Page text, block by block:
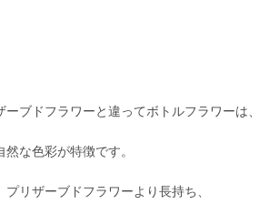
ーブドフラワーと違ってボトルフラワーは、
な色彩が特徴です。
リザーブドフラワーより長持ち、